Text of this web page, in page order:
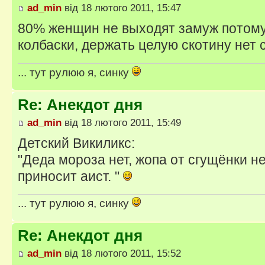
ad_min від 18 лютого 2011, 15:47
80% женщин не выходят замуж
колбаски, держать целую скотину нет
... тут рулюю я, синку
Re: Анекдот дня
ad_min від 18 лютого 2011, 15:49
Детский Викиликс:
"Деда мороза нет, жопа от сгущёнки
приносит аист. "
... тут рулюю я, синку
Re: Анекдот дня
ad_min від 18 лютого 2011, 15:52